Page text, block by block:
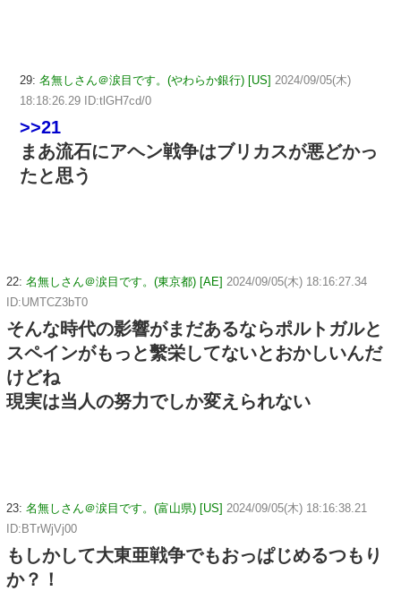
29: 名無しさん＠涙目です。(やわらか銀行) [US] 2024/09/05(木)
18:18:26.29 ID:tlGH7cd/0
>>21
まあ流石にアヘン戦争はブリカスが悪どかっ
たと思う
22: 名無しさん＠涙目です。(東京都) [AE] 2024/09/05(木) 18:16:27.34
ID:UMTCZ3bT0
そんな時代の影響がまだあるならポルトガルと
スペインがもっと繫栄してないとおかしいんだ
けどね
現実は当人の努力でしか変えられない
23: 名無しさん＠涙目です。(富山県) [US] 2024/09/05(木) 18:16:38.21
ID:BTrWjVj00
もしかして大東亜戦争でもおっぱじめるつもり
か？！